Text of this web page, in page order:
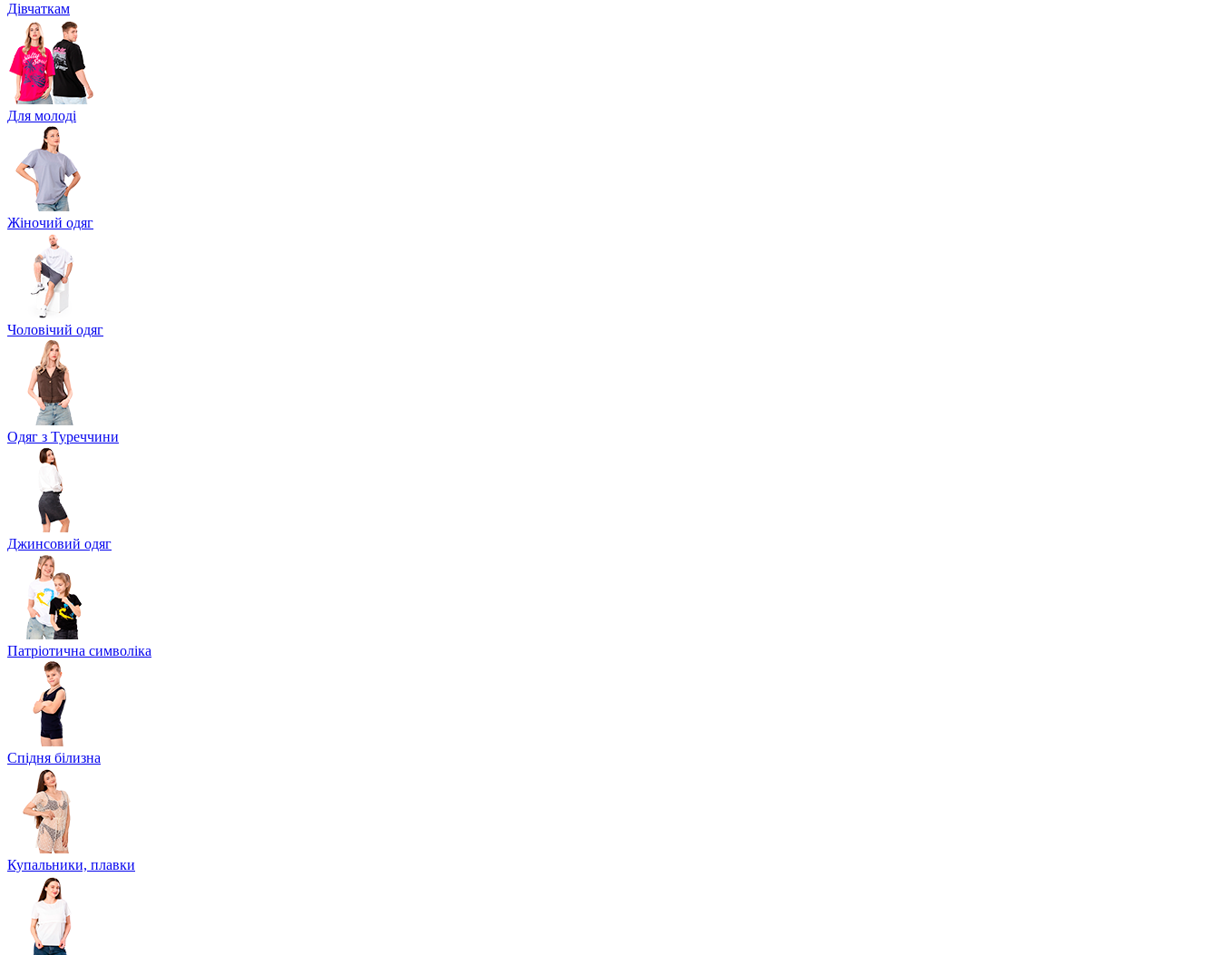
Дівчаткам
Для молоді
Жіночий одяг
Чоловічий одяг
Одяг з Туреччини
Джинсовий одяг
Патріотична символіка
Спідня білизна
Купальники, плавки